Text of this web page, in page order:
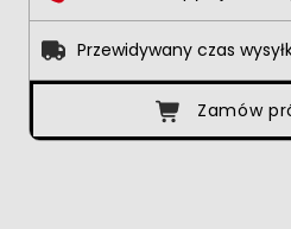
Przewidywany czas
Zamów